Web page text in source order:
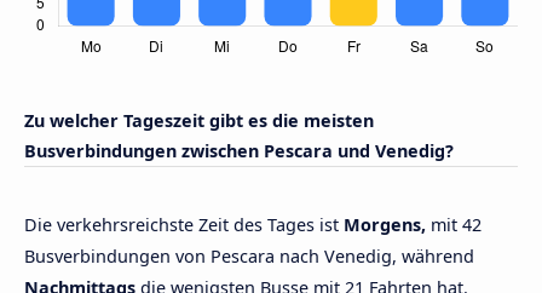
Zu welcher Tageszeit gibt es die meisten
Busverbindungen zwischen Pescara und Venedig?
Die verkehrsreichste Zeit des Tages ist Morgens, mit 42
Busverbindungen von Pescara nach Venedig, während
Nachmittags die wenigsten Busse mit 21 Fahrten hat.